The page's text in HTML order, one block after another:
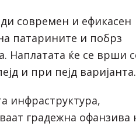
современ и ефикасен
патарините и побрз
Наплатата ќе се врши
и при пејд варијанта.
инфраструктура,
градежна офанзива